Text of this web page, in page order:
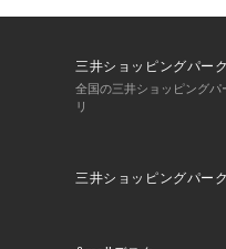
三井ショッピングパー
全国の三井ショッピング
リ
三井ショッピングパー